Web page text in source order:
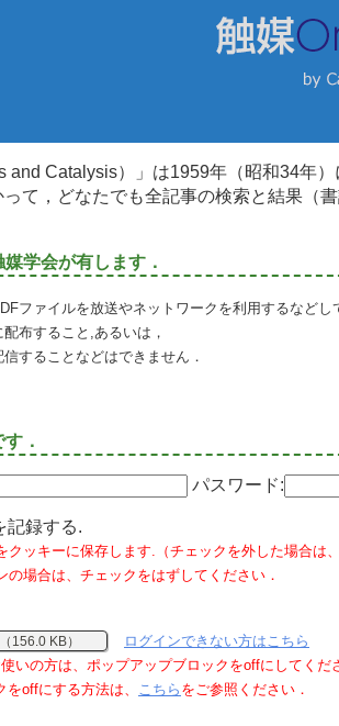
and Catalysis）」は1959年（昭和34年
って，どなたでも全記事の検索と結果（
学会が有します．
ファイルを放送やネットワークを利用するなど
布すること,あるいは，
することなどはできません．
．
パスワード:
記録する.
クッキーに保存します.（チェックを外した場合は
の場合は、チェックをはずしてください．
156.0 KB）
ログインできない方はこちら
いの方は、ポップアップブロックをoffにしてくだ
offにする方法は、 こちら をご参照ください．